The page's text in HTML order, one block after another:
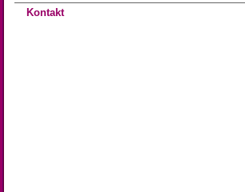
Kontakt